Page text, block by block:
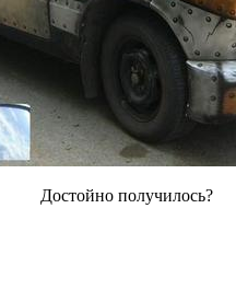
Достойно получилось?